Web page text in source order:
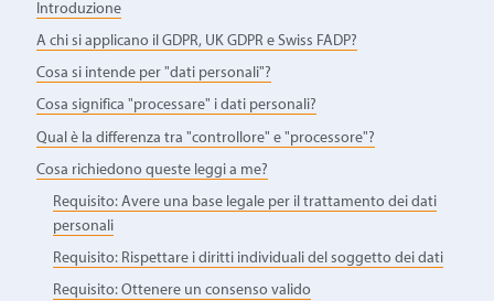
Introduzione
A chi si applicano il GDPR, UK GDPR e Swiss FADP?
Cosa si intende per "dati personali"?
Cosa significa "processare" i dati personali?
Qual è la differenza tra "controllore" e "processore"?
Cosa richiedono queste leggi a me?
Requisito: Avere una base legale per il trattamento dei dati
personali
Requisito: Rispettare i diritti individuali del soggetto dei dati
Requisito: Ottenere un consenso valido